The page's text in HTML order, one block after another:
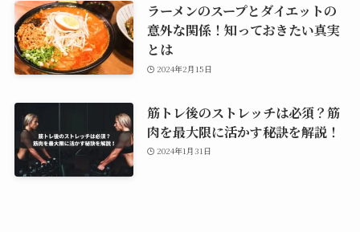
ラーメンのスープとダイエットの
意外な関係！知っておきたい真実
とは
2024年2月15日
筋トレ後のストレッチは必須？筋
肉を最大限に活かす秘訣を解説！
2024年1月31日